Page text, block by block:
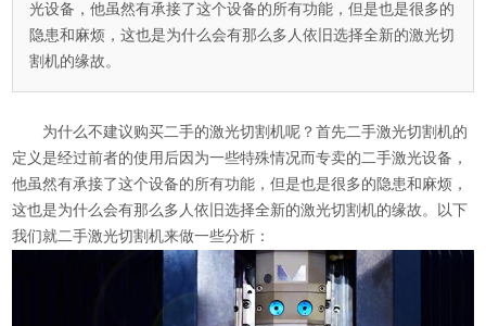
光设备，他虽然有承接了这个设备的所有功能，但是也是很多的
隐患和麻烦，这也是为什么会有那么多人依旧选择全新的激光切
割机的缘故。
为什么不建议购买二手的激光切割机呢？首先二手激光切割机的
定义是经过前者的使用后因为一些特殊情况而专卖的二手激光设备，
他虽然有承接了这个设备的所有功能，但是也是很多的隐患和麻烦，
这也是为什么会有那么多人依旧选择全新的激光切割机的缘故。以下
我们就二手激光切割机来做一些分析：